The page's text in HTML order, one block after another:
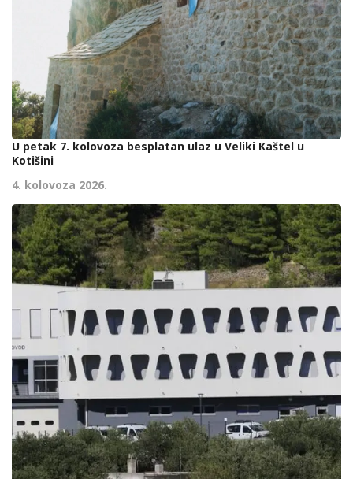
U petak 7. kolovoza besplatan ulaz u Veliki Kaštel u
Kotišini
4. kolovoza 2026.